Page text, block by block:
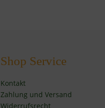
Shop Service
Kontakt
Zahlung und Versand
Widerrufsrecht